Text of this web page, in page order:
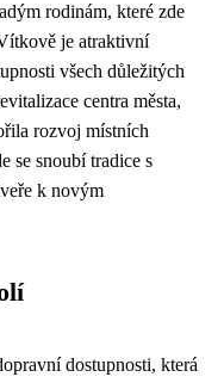
rodinám, které zde
je atraktivní
všech důležitých
centra města,
rozvoj místních
se snoubí tradice s
k novým
dostupnosti, která